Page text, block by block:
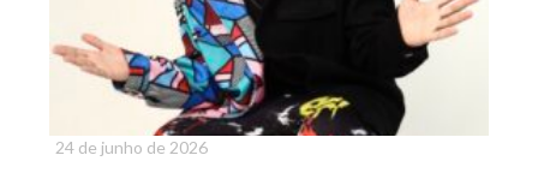
24 de junho de 2026